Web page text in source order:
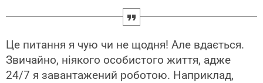
Це питання я чую чи не щодня! Але вдається.
Звичайно, ніякого особистого життя, адже
24/7 я завантажений роботою. Наприклад,